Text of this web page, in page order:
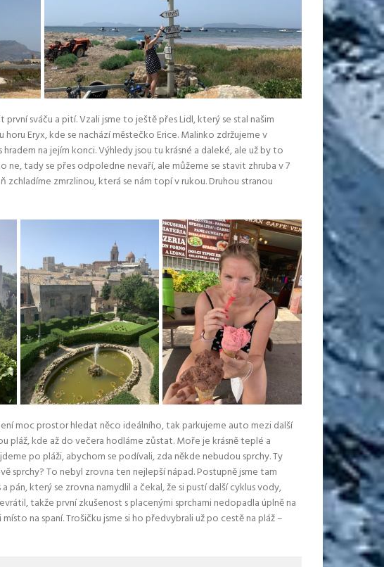
sváču a pití. Vzali jsme to ještě přes Lidl, který se stal našim
Eryx, kde se nachází městečko Erice. Malinko zdržujeme v
na jejím konci. Výhledy jsou tu krásné a daleké, ale už by to
ne, tady se přes odpoledne nevaří, ale můžeme se stavit zhruba v 7
zmrzlinou, která se nám topí v rukou. Druhou stranou
moc prostor hledat něco ideálního, tak parkujeme auto mezi další
pláž, kde až do večera hodláme zůstat. Moře je krásně teplé a
po pláži, abychom se podívali, zda někde nebudou sprchy. Ty
To nebyl zrovna ten nejlepší nápad. Postupně jsme tam
který se zrovna namydlil a čekal, že si pustí další cyklus vody,
takže první zkušenost s placenými sprchami nedopadla úplně na
na spaní. Trošičku jsme si ho předvybrali už po cestě na pláž –